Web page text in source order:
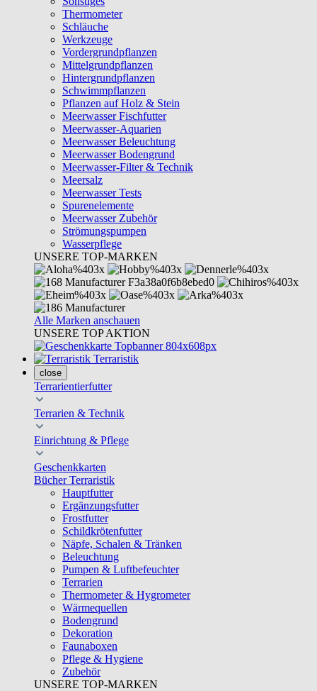
Thermometer
Schläuche
Werkzeuge
Vordergrundpflanzen
Mittelgrundpflanzen
Hintergrundpflanzen
Schwimmpflanzen
Pflanzen auf Holz & Stein
Meerwasser Fischfutter
Meerwasser-Aquarien
Meerwasser Beleuchtung
Meerwasser Bodengrund
Meerwasser-Filter & Technik
Meersalz
Meerwasser Tests
Spurenelemente
Meerwasser Zubehör
Strömungspumpen
Wasserpflege
UNSERE TOP-MARKEN
Alle Marken anschauen
UNSERE TOP AKTION
Terraristik
close
Terrarientierfutter
Terrarien & Technik
Einrichtung & Pflege
Geschenkkarten
Bücher Terraristik
Hauptfutter
Ergänzungsfutter
Frostfutter
Schildkrötenfutter
Näpfe, Schalen & Tränken
Beleuchtung
Pumpen & Luftbefeuchter
Terrarien
Thermometer & Hygrometer
Wärmequellen
Bodengrund
Dekoration
Faunaboxen
Pflege & Hygiene
Zubehör
UNSERE TOP-MARKEN